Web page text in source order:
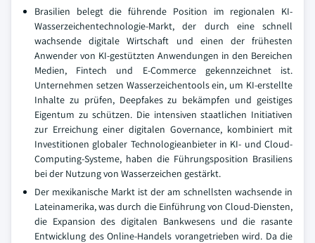
Brasilien belegt die führende Position im regionalen KI-
Wasserzeichentechnologie-Markt, der durch eine schnell
wachsende digitale Wirtschaft und einen der frühesten
Anwender von KI-gestützten Anwendungen in den Bereichen
Medien, Fintech und E-Commerce gekennzeichnet ist.
Unternehmen setzen Wasserzeichentools ein, um KI-erstellte
Inhalte zu prüfen, Deepfakes zu bekämpfen und geistiges
Eigentum zu schützen. Die intensiven staatlichen Initiativen
zur Erreichung einer digitalen Governance, kombiniert mit
Investitionen globaler Technologieanbieter in KI- und Cloud-
Computing-Systeme, haben die Führungsposition Brasiliens
bei der Nutzung von Wasserzeichen gestärkt.
Der mexikanische Markt ist der am schnellsten wachsende in
Lateinamerika, was durch die Einführung von Cloud-Diensten,
die Expansion des digitalen Bankwesens und die rasante
Entwicklung des Online-Handels vorangetrieben wird. Da die